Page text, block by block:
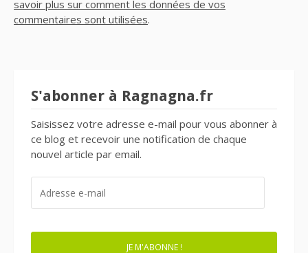
savoir plus sur comment les données de vos
commentaires sont utilisées.
S'abonner à Ragnagna.fr
Saisissez votre adresse e-mail pour vous abonner à
ce blog et recevoir une notification de chaque
nouvel article par email.
MAIL
JE M'ABONNE !